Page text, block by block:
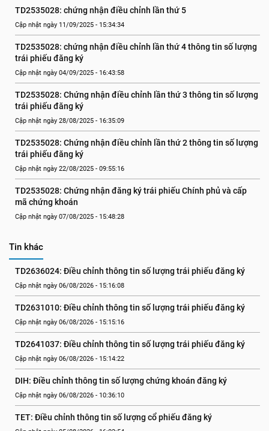
TD2535028: chứng nhận điều chỉnh lần thứ 5
Cập nhật ngày 11/09/2025 - 15:34:34
TD2535028: chứng nhận điều chỉnh lần thứ 4 thông tin số lượng
trái phiếu đăng ký
Cập nhật ngày 04/09/2025 - 16:43:58
TD2535028: Chứng nhận điều chỉnh lần thứ 3 thông tin số lượng
trái phiếu đăng ký
Cập nhật ngày 28/08/2025 - 16:35:09
TD2535028: Chứng nhận điều chỉnh lần thứ 2 thông tin số lượng
trái phiếu đăng ký
Cập nhật ngày 22/08/2025 - 09:55:16
TD2535028: Chứng nhận đăng ký trái phiếu Chính phủ và cấp
mã chứng khoán
Cập nhật ngày 07/08/2025 - 15:48:28
Tin khác
TD2636024: Điều chỉnh thông tin số lượng trái phiếu đăng ký
Cập nhật ngày 06/08/2026 - 15:16:08
TD2631010: Điều chỉnh thông tin số lượng trái phiếu đăng ký
Cập nhật ngày 06/08/2026 - 15:15:16
TD2641037: Điều chỉnh thông tin số lượng trái phiếu đăng ký
Cập nhật ngày 06/08/2026 - 15:14:22
DIH: Điều chỉnh thông tin số lượng chứng khoán đăng ký
Cập nhật ngày 06/08/2026 - 10:36:10
TET: Điều chỉnh thông tin số lượng cổ phiếu đăng ký